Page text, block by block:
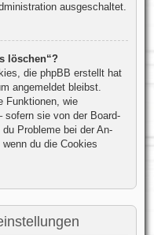
ausgeschaltet.
löschen“?
die phpBB erstellt hat
angemeldet bleibst.
Funktionen, wie
sofern sie von der Board-
Probleme bei der An-
du die Cookies